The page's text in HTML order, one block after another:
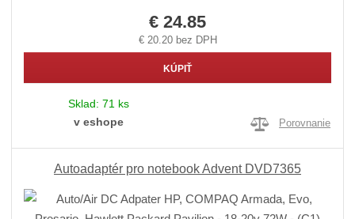
€ 24.85
€ 20.20 bez DPH
KÚPIŤ
Sklad: 71 ks
v eshope
Porovnanie
Autoadaptér pro notebook Advent DVD7365